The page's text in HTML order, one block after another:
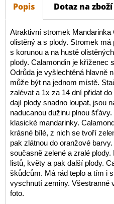
Popis Dotaz na zboží
Atraktivní stromek Mandarinka
olistěný a s plody. Stromek
s korunou a na hustě
plody. Calamondin je kříženec
Odrůda je vyšlechtěná hlavně
může být na jednom místě.
zalévat a 1x za 14 dní přidat
dají plody snadno loupat, jsou
naducanou dužinu plnou
klasické mandarinky.
krásné bílé, z nich se tvoří
pak zlátnou do oranžové
současně zelené a zralé
listů, květy a pak další plody.
škůdcům. Má rád teplo a tím i
vyschnutí zeminy. Všestranné
foto.